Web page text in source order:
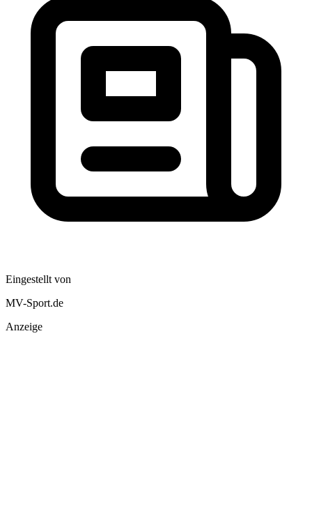
Eingestellt von
MV-Sport.de
Anzeige